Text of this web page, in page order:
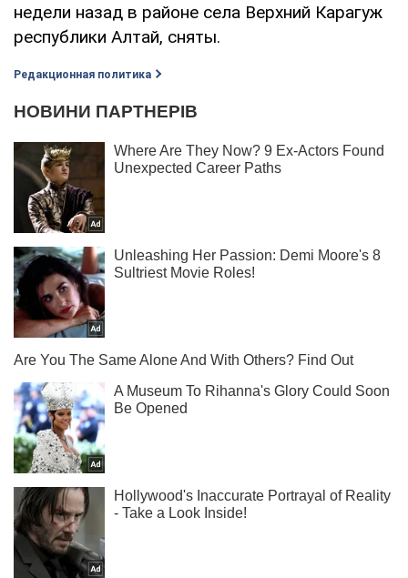
недели назад в районе села Верхний Карагуж
республики Алтай, сняты.
Редакционная политика